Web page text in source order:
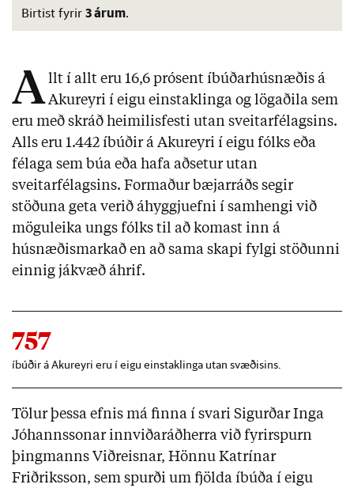
Birtist fyrir 3 árum.
Allt í allt eru 16,6 prósent íbúðarhúsnæðis á
Akureyri í eigu einstaklinga og lögaðila sem
eru með skráð heimilisfesti utan sveitarfélagsins.
Alls eru 1.442 íbúðir á Akureyri í eigu fólks eða
félaga sem búa eða hafa aðsetur utan
sveitarfélagsins. Formaður bæjarráðs segir
stöðuna geta verið áhyggjuefni í samhengi við
möguleika ungs fólks til að komast inn á
húsnæðismarkað en að sama skapi fylgi stöðunni
einnig jákvæð áhrif.
757
íbúðir á Akureyri eru í eigu einstaklinga utan svæðisins.
Tölur þessa efnis má finna í svari Sigurðar Inga
Jóhannssonar innviðaráðherra við fyrirspurn
þingmanns Viðreisnar, Hönnu Katrínar
Friðriksson, sem spurði um fjölda íbúða í eigu